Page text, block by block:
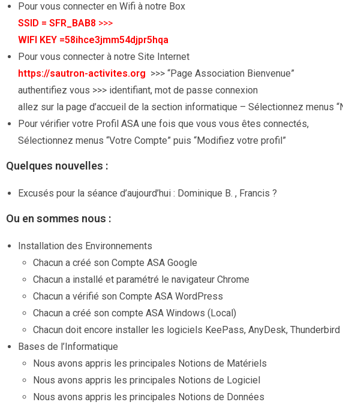
Pour vous connecter en Wifi à notre Box
SSID = SFR_BAB8 >>>
WIFI KEY =58ihce3jmm54djpr5hqa
Pour vous connecter à notre Site Internet
https://sautron-activites.org >>> “Page Association Bienvenue”
authentifiez vous >>> identifiant, mot de passe connexion
allez sur la page d’accueil de la section informatique – Sélectionnez menus
Pour vérifier votre Profil ASA une fois que vous vous êtes connectés,
Sélectionnez menus “Votre Compte” puis “Modifiez votre profil”
Quelques nouvelles :
Excusés pour la séance d’aujourd’hui : Dominique B. , Francis ?
Ou en sommes nous :
Installation des Environnements
Chacun a créé son Compte ASA Google
Chacun a installé et paramétré le navigateur Chrome
Chacun a vérifié son Compte ASA WordPress
Chacun a créé son compte ASA Windows (Local)
Chacun doit encore installer les logiciels KeePass, AnyDesk, Thunderbird
Bases de l’Informatique
Nous avons appris les principales Notions de Matériels
Nous avons appris les principales Notions de Logiciel
Nous avons appris les principales Notions de Données